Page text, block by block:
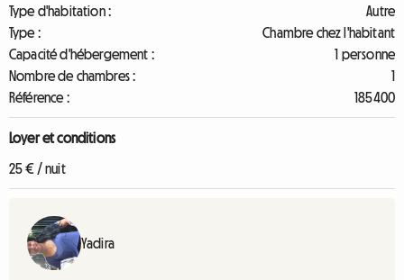
Type d'habitation :
Autre
Type :
Chambre chez l'habitant
Capacité d'hébergement :
1 personne
Nombre de chambres :
1
Référence :
185400
Loyer et conditions
25 € / nuit
Yadira